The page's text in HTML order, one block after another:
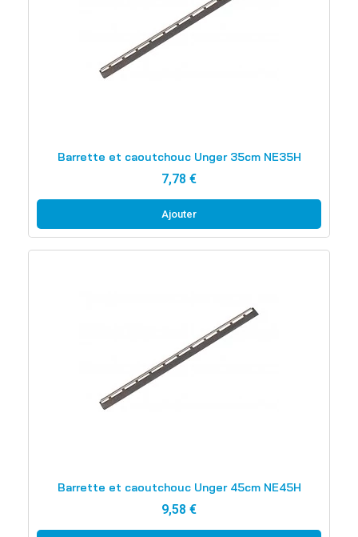
Barrette et caoutchouc Unger 35cm NE35H
7,78 €
Ajouter
Barrette et caoutchouc Unger 45cm NE45H
9,58 €